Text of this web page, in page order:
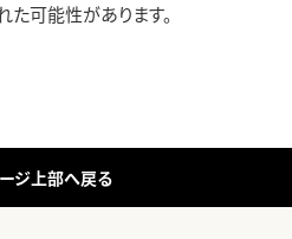
た可能性があります。
ジ上部へ戻る